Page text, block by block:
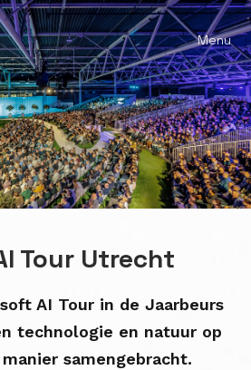
Menu
Tour Utrecht
AI Tour in de Jaarbeurs
technologie en natuur op
samengebracht.